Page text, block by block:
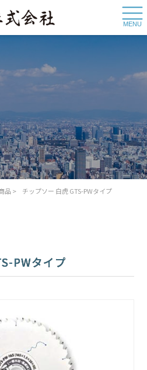
MENU
品> チップソー 白虎 GTS-PWタイプ
PWタイプ